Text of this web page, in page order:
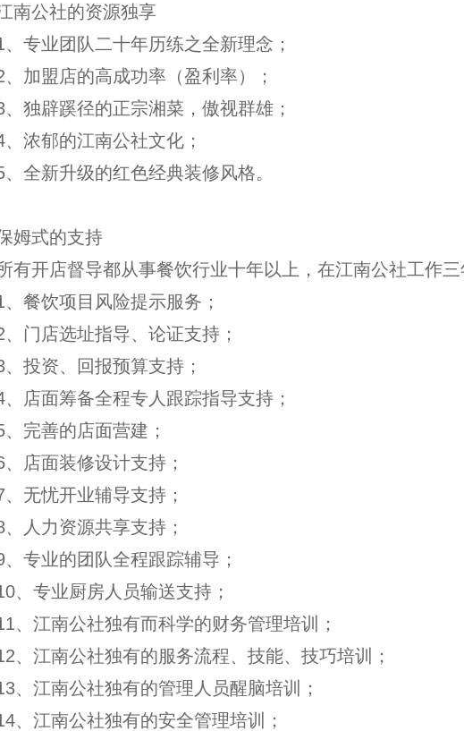
南公社的资源独享
、专业团队二十年历练之全新理念；
、加盟店的高成功率（盈利率）；
、独辟蹊径的正宗湘菜，傲视群雄；
、浓郁的江南公社文化；
、全新升级的红色经典装修风格。
姆式的支持
有开店督导都从事餐饮行业十年以上，在江南公社工作
、餐饮项目风险提示服务；
、门店选址指导、论证支持；
、投资、回报预算支持；
、店面筹备全程专人跟踪指导支持；
、完善的店面营建；
、店面装修设计支持；
、无忧开业辅导支持；
、人力资源共享支持；
、专业的团队全程跟踪辅导；
、专业厨房人员输送支持；
、江南公社独有而科学的财务管理培训；
、江南公社独有的服务流程、技能、技巧培训；
、江南公社独有的管理人员醒脑培训；
、江南公社独有的安全管理培训；